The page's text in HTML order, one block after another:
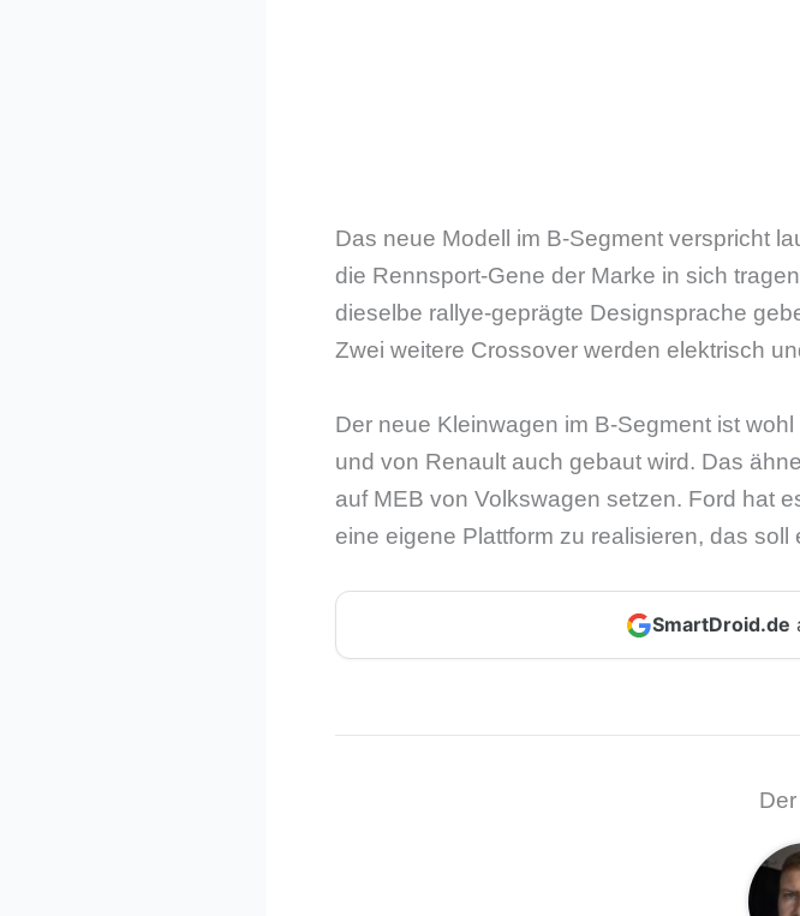
Das neue Modell im B-Segment verspricht
die Rennsport-Gene der Marke in sich
dieselbe rallye-geprägte Designsprache
Zwei weitere Crossover werden elektrisch
Der neue Kleinwagen im B-Segment ist
und von Renault auch gebaut wird. Das
auf MEB von Volkswagen setzen. Ford hat
eine eigene Plattform zu realisieren, das soll
SmartDroid.de